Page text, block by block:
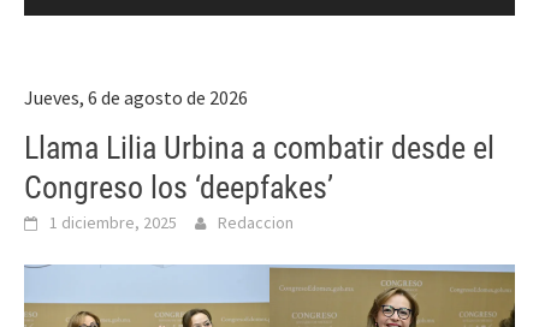
Jueves, 6 de agosto de 2026
Llama Lilia Urbina a combatir desde el
Congreso los ‘deepfakes’
1 diciembre, 2025 Redaccion